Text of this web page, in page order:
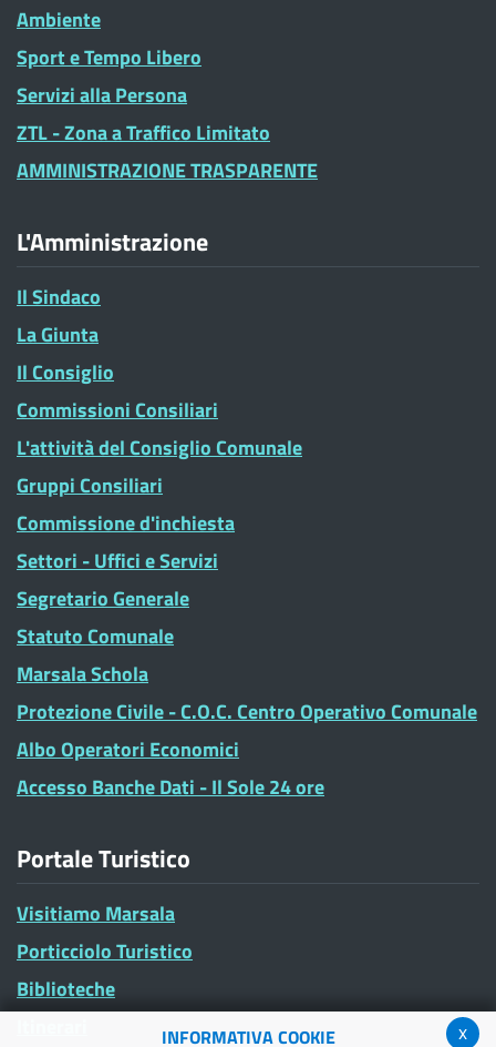
Ambiente
Sport e Tempo Libero
Servizi alla Persona
ZTL - Zona a Traffico Limitato
AMMINISTRAZIONE TRASPARENTE
L'Amministrazione
Il Sindaco
La Giunta
Il Consiglio
Commissioni Consiliari
L'attività del Consiglio Comunale
Gruppi Consiliari
Commissione d'inchiesta
Settori - Uffici e Servizi
Segretario Generale
Statuto Comunale
Marsala Schola
Protezione Civile - C.O.C. Centro Operativo Comunale
Albo Operatori Economici
Accesso Banche Dati - Il Sole 24 ore
Portale Turistico
Visitiamo Marsala
Porticciolo Turistico
Biblioteche
x
INFORMATIVA COOKIE